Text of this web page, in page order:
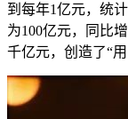
到每年1亿元，统
为100亿元，同比
千亿元，创造了“